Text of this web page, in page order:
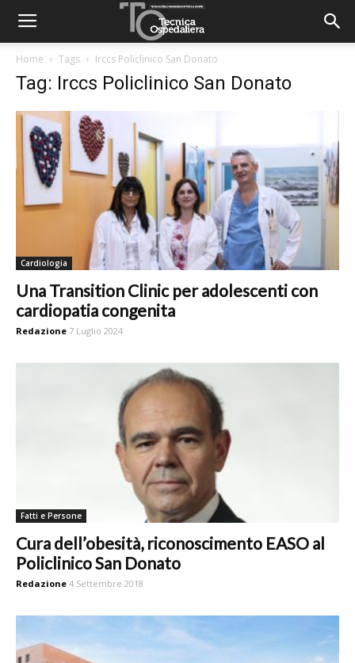
Home Tags Irccs Policlinico San Donato
Tag: Irccs Policlinico San Donato
Cardiologia
Una Transition Clinic per adolescenti con
cardiopatia congenita
Redazione 7 Luglio 2024
Fatti e Persone
Cura dell’obesità, riconoscimento EASO al
Policlinico San Donato
Redazione 4 Settembre 2018